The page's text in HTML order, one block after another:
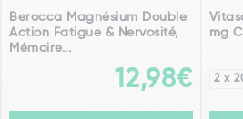
Berocca Magnésium Double
Action Fatigue & Nervosité,
Mémoire...
12,98€
mg
2 x